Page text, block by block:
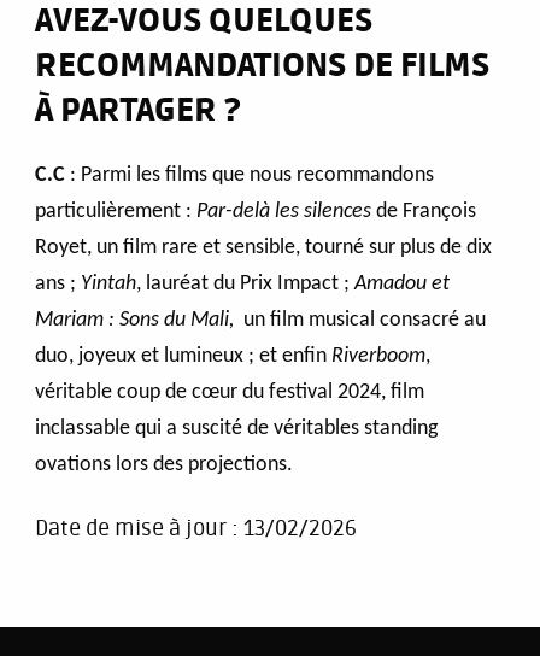
AVEZ-VOUS QUELQUES
RECOMMANDATIONS DE FILMS
À PARTAGER ?
C.C: Parmi les films que nous recommandons
particulièrement : Par-delà les silencesde François
Royet, un film rare et sensible, tourné sur plus de dix
ans ; Yintah, lauréat du Prix Impact ;Amadou et
Mariam : Sons du Mali, un film musical consacré au
duo, joyeux et lumineux ; et enfin Riverboom,
véritable coup de cœur du festival 2024, film
inclassable qui a suscité de véritables standing
ovations lors des projections.
Date de mise à jour : 13/02/2026